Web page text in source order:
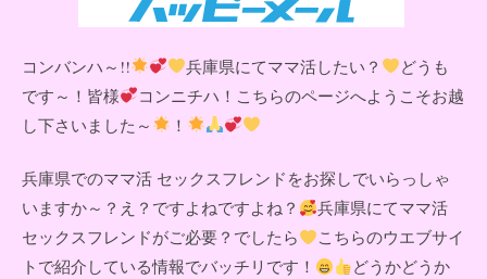
コンバンハ～!! 兵庫県にてママ活したい？
どうも
です～！皆様
コンニチハ！こちらのページへようこそお越
し下さいました～
！
兵庫県でのママ活 セックスフレンドをお探しでいらっしゃ
いますか～？え？ですよねですよね？
兵庫県にてママ活
セックスフレンドがご必要？でしたら
こちらのウエブサイ
トで紹介している情報でバッチリです！
どうかどうか